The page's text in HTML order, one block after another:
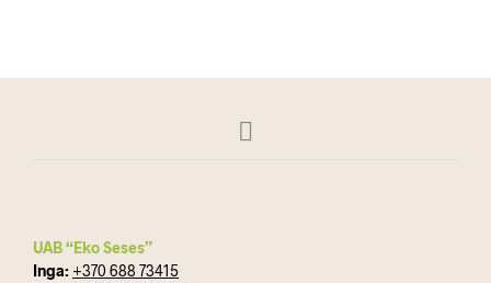
UAB “Eko Seses”
Inga: +370 688 73415